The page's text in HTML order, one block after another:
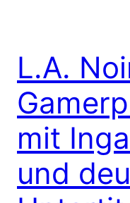
L.A.
mit
und